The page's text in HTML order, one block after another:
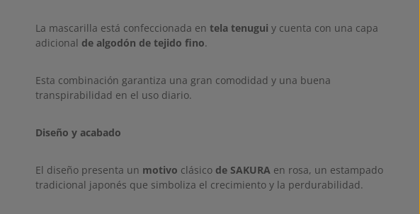
La mascarilla está confeccionada en tela tenugui y cuenta con una capa
adicional de algodón de tejido fino.
Esta combinación garantiza una gran comodidad y una buena
transpirabilidad en el uso diario.
Diseño y acabado
El diseño presenta un motivo clásico de SAKURA en rosa, un estampado
tradicional japonés que simboliza el crecimiento y la perdurabilidad.